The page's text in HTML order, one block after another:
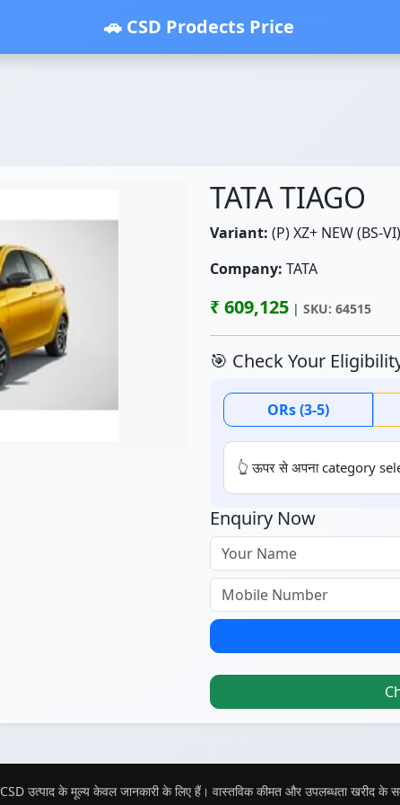
🚗 CSD Prodects Price
TATA TIAGO
Variant: (P) XZ+ NEW (BS-VI)
Company: TATA
₹ 609,125 | SKU: 64515
🎯 Check Your
ORs (3-5)
👆 ऊपर से अपना category
Enquiry Now
CSD उत्पाद के मूल्य केवल जानकारी के लिए हैं। वास्तविक कीमत और उपलब्धता खरीद के